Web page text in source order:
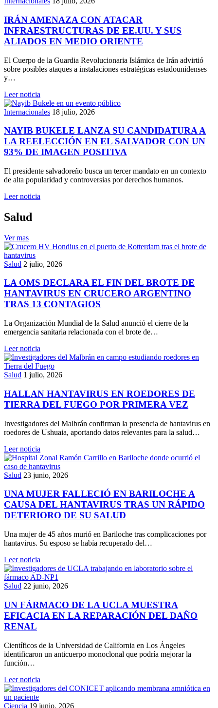
IRÁN AMENAZA CON ATACAR
INFRAESTRUCTURAS DE EE.UU. Y SUS
ALIADOS EN MEDIO ORIENTE
El Cuerpo de la Guardia Revolucionaria Islámica de Irán advirtió
sobre posibles ataques a instalaciones estratégicas estadounidenses
y…
Leer noticia
Internacionales 18 julio, 2026
NAYIB BUKELE LANZA SU CANDIDATURA A
LA REELECCIÓN EN EL SALVADOR CON UN
93% DE IMAGEN POSITIVA
El presidente salvadoreño busca un tercer mandato en un contexto
de alta popularidad y controversias por derechos humanos.
Leer noticia
Salud
Ver mas
Salud 2 julio, 2026
LA OMS DECLARA EL FIN DEL BROTE DE
HANTAVIRUS EN CRUCERO ARGENTINO
TRAS 13 CONTAGIOS
La Organización Mundial de la Salud anunció el cierre de la
emergencia sanitaria relacionada con el brote de…
Leer noticia
Salud 1 julio, 2026
HALLAN HANTAVIRUS EN ROEDORES DE
TIERRA DEL FUEGO POR PRIMERA VEZ
Investigadores del Malbrán confirman la presencia de hantavirus en
roedores de Ushuaia, aportando datos relevantes para la salud…
Leer noticia
Salud 23 junio, 2026
UNA MUJER FALLECIÓ EN BARILOCHE A
CAUSA DEL HANTAVIRUS TRAS UN RÁPIDO
DETERIORO DE SU SALUD
Una mujer de 45 años murió en Bariloche tras complicaciones por
hantavirus. Su esposo se había recuperado del…
Leer noticia
Salud 22 junio, 2026
UN FÁRMACO DE LA UCLA MUESTRA
EFICACIA EN LA REPARACIÓN DEL DAÑO
RENAL
Científicos de la Universidad de California en Los Ángeles
identificaron un anticuerpo monoclonal que podría mejorar la
función…
Leer noticia
Ciencia 19 junio, 2026